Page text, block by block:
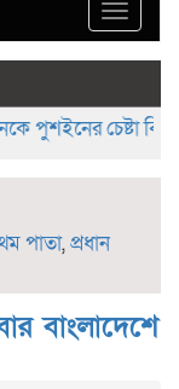
Toggle
চেষ্টা
পাতা,প্রধান
বাংলাদেশে